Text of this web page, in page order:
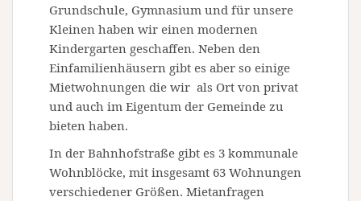
Grundschule, Gymnasium und für unsere
Kleinen haben wir einen modernen
Kindergarten geschaffen. Neben den
Einfamilienhäusern gibt es aber so einige
Mietwohnungen die wir als Ort von privat
und auch im Eigentum der Gemeinde zu
bieten haben.
In der Bahnhofstraße gibt es 3 kommunale
Wohnblöcke, mit insgesamt 63 Wohnungen
verschiedener Größen. Mietanfragen